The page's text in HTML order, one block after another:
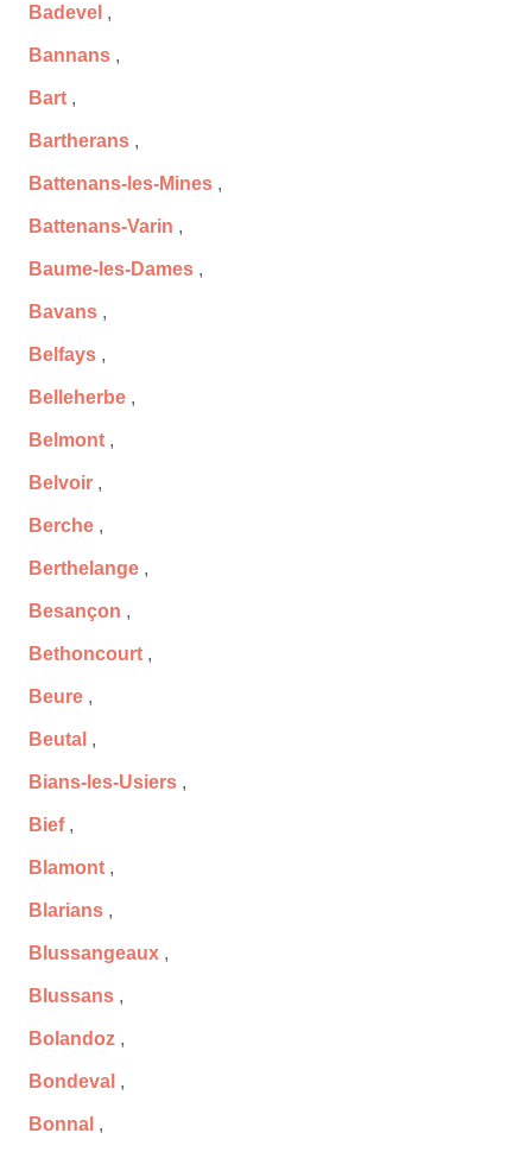
Badevel ,
Bannans ,
Bart ,
Bartherans ,
Battenans-les-Mines ,
Battenans-Varin ,
Baume-les-Dames ,
Bavans ,
Belfays ,
Belleherbe ,
Belmont ,
Belvoir ,
Berche ,
Berthelange ,
Besançon ,
Bethoncourt ,
Beure ,
Beutal ,
Bians-les-Usiers ,
Bief,
Blamont ,
Blarians ,
Blussangeaux ,
Blussans ,
Bolandoz ,
Bondeval ,
Bonnal ,